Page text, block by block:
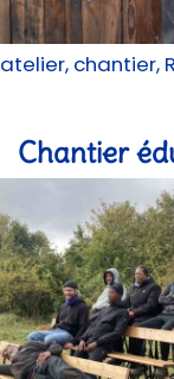
atelier, chantier,
Chantier